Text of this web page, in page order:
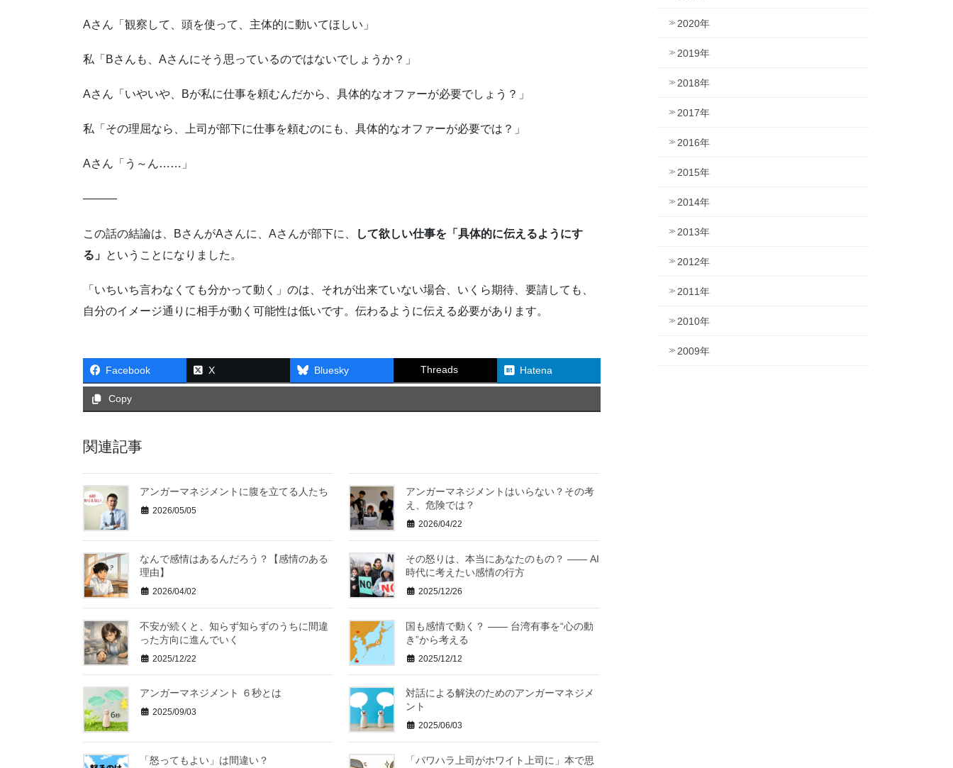
Aさん「観察して、頭を使って、主体的に動いてほしい」
私「Bさんも、Aさんにそう思っているのではないでしょうか？」
Aさん「いやいや、Bが私に仕事を頼むんだから、具体的なオファーが必要でしょう？」
私「その理屈なら、上司が部下に仕事を頼むのにも、具体的なオファーが必要では？」
Aさん「う～ん……」
―――
この話の結論は、BさんがAさんに、Aさんが部下に、
して欲しい仕事を「具体的に伝えるようにす
る」 ということになりました。
「いちいち言わなくても分かって動く」のは、それが出来ていない場合、いくら期待、要請しても、
自分のイメージ通りに相手が動く可能性は低いです。伝わるように伝える必要があります。
Facebook X Bluesky Threads Hatena
Copy
関連記事
アンガーマネジメントに腹を立てる人たち
2026/05/05
アンガーマネジメントはいらない？その考
え、危険では？
2026/04/22
なんで感情はあるんだろう？【感情のある
理由】
2026/04/02
その怒りは、本当にあなたのもの？ ―― AI
時代に考えたい感情の行方
2025/12/26
不安が続くと、知らず知らずのうちに間違
った方向に進んでいく
2025/12/22
国も感情で動く？ ―― 台湾有事を“心の動
き”から考える
2025/12/12
アンガーマネジメント ６秒とは
2025/09/03
対話による解決のためのアンガーマネジメ
ント
2025/06/03
「怒ってもよい」は間違い？ 「パワハラ上司がホワイト上司に」本で思
2020年
2019年
2018年
2017年
2016年
2015年
2014年
2013年
2012年
2011年
2010年
2009年